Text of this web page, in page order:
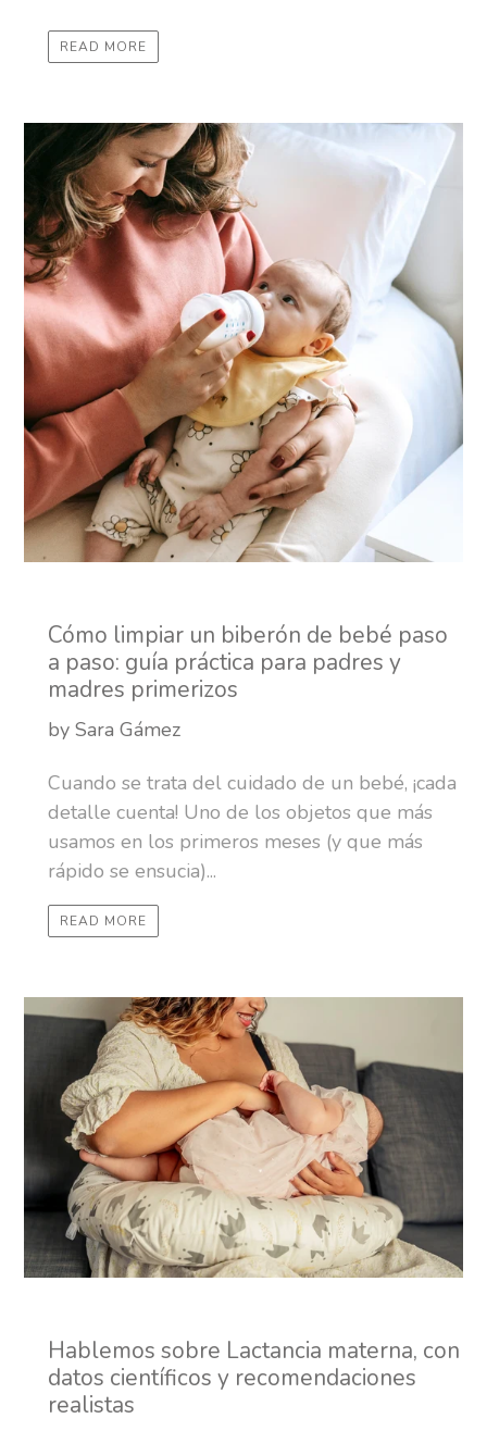
READ MORE
Cómo limpiar un biberón de bebé paso
a paso: guía práctica para padres y
madres primerizos
by Sara Gámez
Cuando se trata del cuidado de un bebé, ¡cada
detalle cuenta! Uno de los objetos que más
usamos en los primeros meses (y que más
rápido se ensucia)...
READ MORE
Hablemos sobre Lactancia materna, con
datos científicos y recomendaciones
realistas